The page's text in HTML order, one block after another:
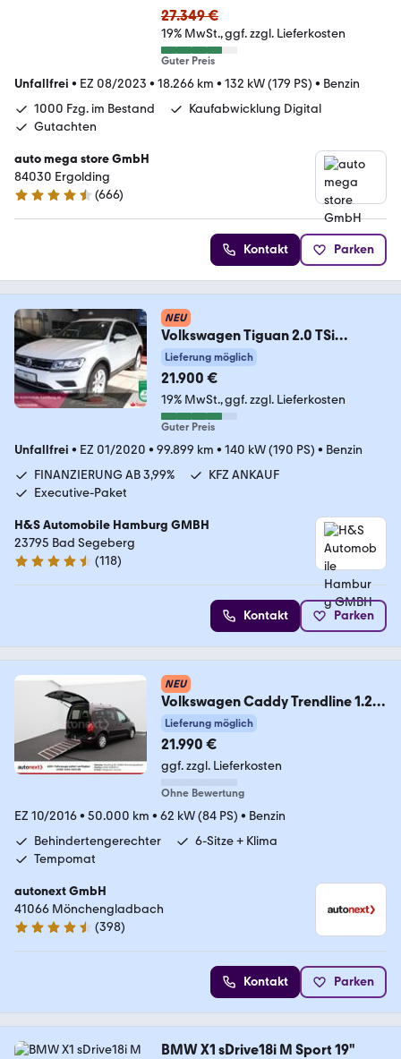
27.349 €
19% MwSt. ggf. zzgl. Lieferkosten
Guter Preis
Unfallfrei • EZ 08/2023 • 18.266 km • 132 kW (179 PS) • Benzin
1000 Fzg. im Bestand
Kaufabwicklung Digital
Gutachten
auto mega store GmbH
84030 Ergolding
4.4 Sterne
(666)
Kontakt Parken
NEU
Volkswagen Tiguan 2.0 TSi
4Motion Standheizung*
Lieferung möglich
21.900 €
19% MwSt. ggf. zzgl. Lieferkosten
Guter Preis
Unfallfrei • EZ 01/2020 • 99.899 km • 140 kW (190 PS) • Benzin
FINANZIERUNG AB 3,99%
KFZ ANKAUF
Executive-Paket
H&S Automobile Hamburg GMBH
23795 Bad Segeberg
4.6 Sterne
(118)
Kontakt Parken
NEU
Volkswagen Caddy Trendline 1.2
TSI *Rollstuhl-Rampe* 3315
Lieferung möglich
21.990 €
ggf. zzgl. Lieferkosten
Ohne Bewertung
EZ 10/2016• 50.000 km • 62 kW (84 PS) • Benzin
Behindertengerechter
6-Sitze + Klima
Tempomat
autonext GmbH
41066 Mönchengladbach
4.7 Sterne
(398)
Kontakt Parken
BMW X1 sDrive18i M Sport 19"